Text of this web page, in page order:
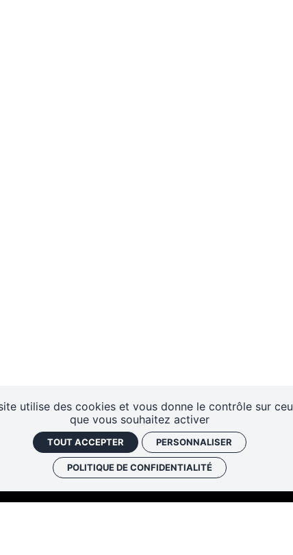
utilise des cookies et vous donne le contrôle sur
que vous souhaitez activer
TOUT ACCEPTER PERSONNALISER
POLITIQUE DE CONFIDENTIALITÉ
Les cafés Faire un don